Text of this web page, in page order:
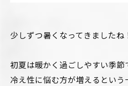
少しずつ暑くなってきましたね
初夏は暖かく過ごしやすい季節
冷え性に悩む方が増えるとい